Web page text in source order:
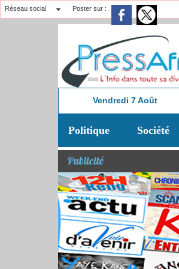
Réseau social Poster sur :
Vendredi 7 Août
Politique Société
Publicité